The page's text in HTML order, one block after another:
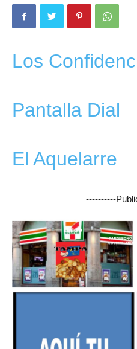
Los
Pantalla Dial
El Aquelarre
----------